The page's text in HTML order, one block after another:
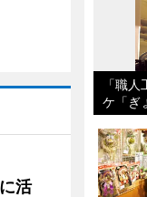
活
「職
ケ「ぎ